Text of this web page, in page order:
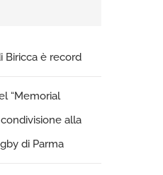
Biricca è record
“Memorial
alla
di Parma